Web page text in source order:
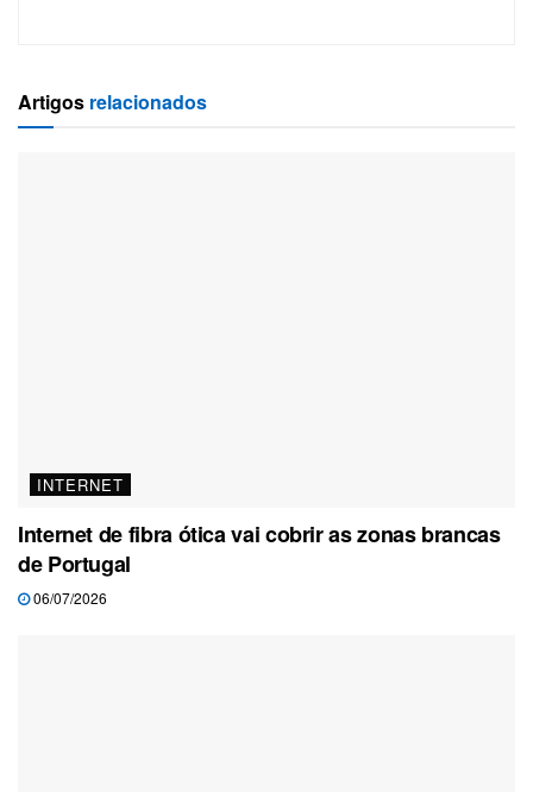
Artigos relacionados
INTERNET
Internet de fibra ótica vai cobrir as zonas brancas
de Portugal
06/07/2026